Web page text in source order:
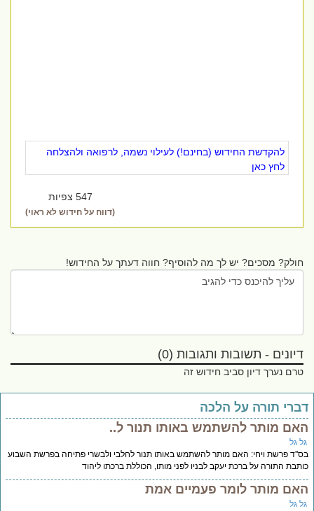
להקדשת החידוש (בחינם!) לעילוי נשמה, לרפואה ולהצלחה
לחץ כאן
547 צפיות
(דווח על חידוש לא ראוי)
חולק? מסכים? יש לך מה להוסיף? חווה דעתך על החידוש!
דיונים - תשובות ותגובות (0)
טרם נערך דיון סביב חידוש זה
תורה על הלכה
מותר להשתמש באותו תנור ל..
גל
פרשת ויחי: האם מותר להשתמש באותו תנור לחלבי ולבשרי פתיחה בפרשת השבוע
התורה על ברכת יעקב לבניו לפני מותו, הכוללת ברכתו ליהוד
מותר לומר פעמיים אמת
גל